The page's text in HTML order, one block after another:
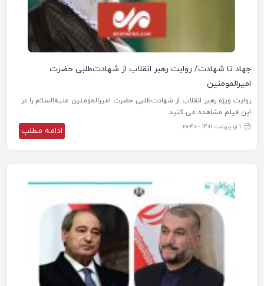
جهاد تا شهادت/ روایت رهبر انقلاب از شهادت‌طلبی حضرت
امیرالمومنین
روایت ویژه رهبر انقلاب از شهادت‌طلبی حضرت امیرالمومنین علیه‌السلام را در
این فیلم مشاهده می کنید.
1 اردیبهشت 1401 - ۲۰:۴۰ ادامه مطلب